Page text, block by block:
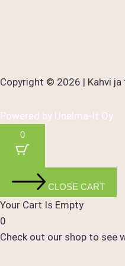
Copyright © 2026 | Kahvi ja
Powered by Unelma-It Oy
0
CLOSE CART
Your Cart Is Empty
0
Check out our shop to see